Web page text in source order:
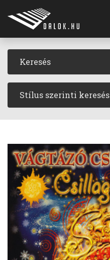
Stílus szerinti keresés